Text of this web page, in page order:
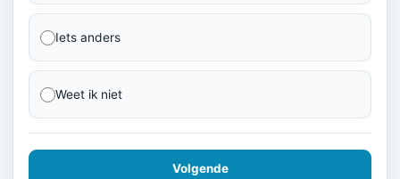
Iets anders
Weet ik niet
Volgende